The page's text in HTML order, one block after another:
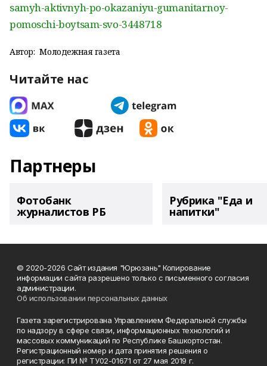
samyh-aktivnyh-po-okazaniyu-gumanitarnoy-
pomoschi-boytsam-svo-3448718
Автор: Молодежная газета
Читайте нас
Партнеры
Фотобанк
журналистов РБ
Рубрика "Еда и
напитки"
© 2020-2026 Сайт издания "Юрюзань" Копирование
информации сайта разрешено только с письменного согласия
администрации.
Об использовании персональных данных
Газета зарегистрирована Управлением Федеральной службы
по надзору в сфере связи, информационных технологий и
массовых коммуникаций по Республике Башкортостан.
Регистрационный номер и дата принятия решения о
регистрации: ПИ № ТУ02-01671 от 27 мая 2019 г.